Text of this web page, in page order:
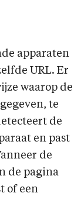
apparaten
URL. Er
waarop de
te
de
en past
de
de pagina
of een